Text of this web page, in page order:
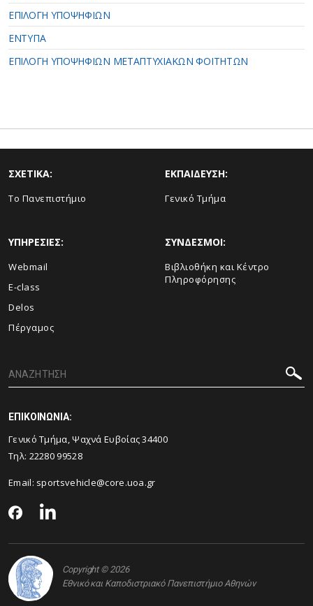
ΕΠΙΛΟΓΗ ΥΠΟΨΗΦΙΩΝ
ΕΝΤΥΠΑ
ΕΠΙΛΟΓΗ ΥΠΟΨΗΦΙΩΝ ΜΕΤΑΠΤΥΧΙΑΚΩΝ ΦΟΙΤΗΤΩΝ
ΣΧΕΤΙΚΑ:
Το Πανεπιστήμιο
ΕΚΠΑΙΔΕΥΣΗ:
Γενικό Τμήμα
ΥΠΗΡΕΣΙΕΣ:
Webmail
E-class
Delos
Πέργαμος
ΣΥΝΔΕΣΜΟΙ:
Βιβλιοθήκη και Κέντρο
Πληροφόρησης
ΕΠΙΚΟΙΝΩΝΙΑ:
Γενικό Τμήμα, Ψαχνά Ευβοίας 34400
Τηλ: 22280 99528
Email: sportsvehicle@core.uoa.gr
Copyright © 2026
Εθνικό και Καποδιστριακό Πανεπιστήμιο Αθηνών